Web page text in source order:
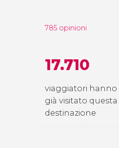
785 opinioni
17.710
viaggiatori hanno
già visitato questa
destinazione